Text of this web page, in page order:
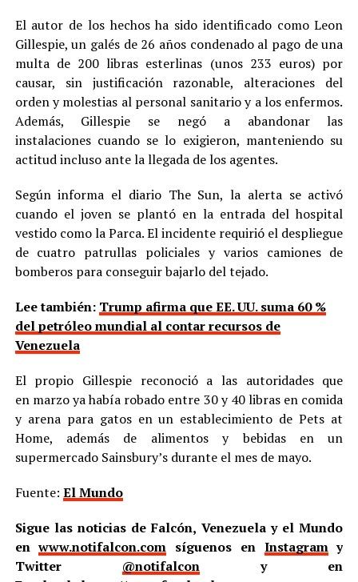
El autor de los hechos ha sido identificado como Leon
Gillespie, un galés de 26 años condenado al pago de una
multa de 200 libras esterlinas (unos 233 euros) por
causar, sin justificación razonable, alteraciones del
orden y molestias al personal sanitario y a los enfermos.
Además, Gillespie se negó a abandonar las
instalaciones cuando se lo exigieron, manteniendo su
actitud incluso ante la llegada de los agentes.
Según informa el diario The Sun, la alerta se activó
cuando el joven se plantó en la entrada del hospital
vestido como la Parca. El incidente requirió el despliegue
de cuatro patrullas policiales y varios camiones de
bomberos para conseguir bajarlo del tejado.
Lee también: Trump afirma que EE. UU. suma 60 %
del petróleo mundial al contar recursos de
Venezuela
El propio Gillespie reconoció a las autoridades que
en marzo ya había robado entre 30 y 40 libras en comida
y arena para gatos en un establecimiento de Pets at
Home, además de alimentos y bebidas en un
supermercado Sainsbury’s durante el mes de mayo.
Fuente: El Mundo
Sigue las noticias de Falcón, Venezuela y el Mundo
enwww.notifalcon.com síguenos en Instagramy
Twitter @notifalcony en